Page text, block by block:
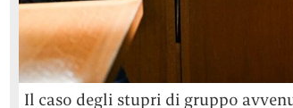
Il caso degli stupri di gruppo